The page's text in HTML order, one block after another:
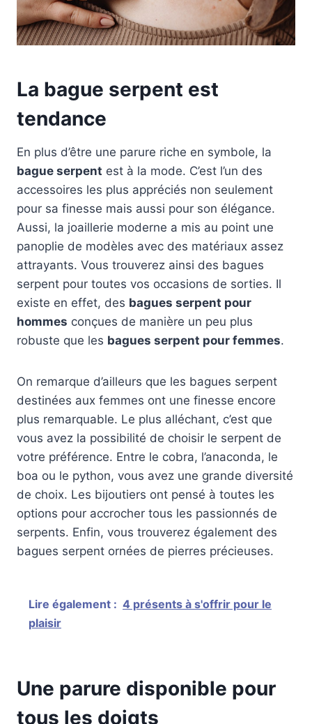
La bague serpent est
tendance
En plus d’être une parure riche en symbole, la
bague serpent est à la mode. C’est l’un des
accessoires les plus appréciés non seulement
pour sa finesse mais aussi pour son élégance.
Aussi, la joaillerie moderne a mis au point une
panoplie de modèles avec des matériaux assez
attrayants. Vous trouverez ainsi des bagues
serpent pour toutes vos occasions de sorties. Il
existe en effet, des bagues serpent pour
hommes conçues de manière un peu plus
robuste que les bagues serpent pour femmes.
On remarque d’ailleurs que les bagues serpent
destinées aux femmes ont une finesse encore
plus remarquable. Le plus alléchant, c’est que
vous avez la possibilité de choisir le serpent de
votre préférence. Entre le cobra, l’anaconda, le
boa ou le python, vous avez une grande diversité
de choix. Les bijoutiers ont pensé à toutes les
options pour accrocher tous les passionnés de
serpents. Enfin, vous trouverez également des
bagues serpent ornées de pierres précieuses.
Lire également : 4 présents à s'offrir pour le
plaisir
Une parure disponible pour
tous les doigts